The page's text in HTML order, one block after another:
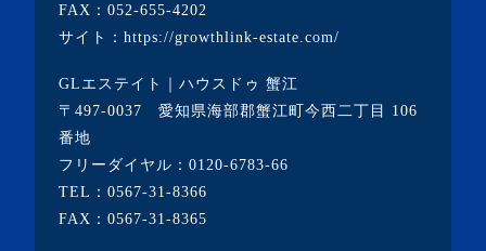
・2020年6月(9記事)
・2020年5月(5記事)
・2020年4月(3記事)
・2020年3月(7記事)
FAX：052-655-4202
サイト： https://growthlink-estate.com/
GLエステイト｜ハウスドゥ 蟹江
〒497-0037 愛知県海部郡蟹江町今西二丁目 106
番地
フリーダイヤル： 0120-6783-66
TEL： 0567-31-8366
FAX：0567-31-8365